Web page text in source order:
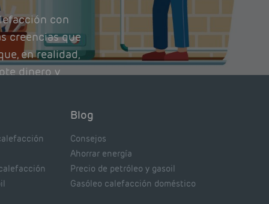
con
creencias que
en realidad,
dinero y
Blog
Consejos
Ahorrar energía
Precio de petróleo y gasoil
Gasóleo calefacción doméstico